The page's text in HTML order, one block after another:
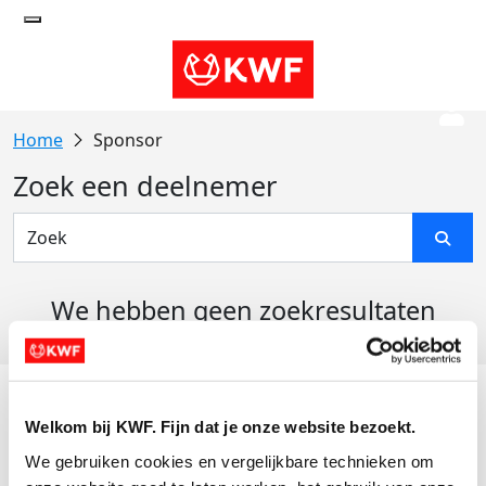
Welkom bij KWF. Fijn dat je onze website bezoekt.
We gebruiken cookies en vergelijkbare technieken om
Sponsor
Zoek een deelnemer
We hebben geen zoekresultaten
Actiematerialen
Evenementen